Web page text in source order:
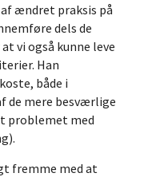
ændret praksis på
dels de
vi også kunne leve
Han
både i
de mere besværlige
problemet med
fremme med at